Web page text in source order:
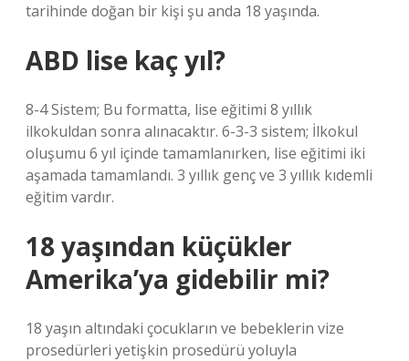
tarihinde doğan bir kişi şu anda 18 yaşında.
ABD lise kaç yıl?
8-4 Sistem; Bu formatta, lise eğitimi 8 yıllık
ilkokuldan sonra alınacaktır. 6-3-3 sistem; İlkokul
oluşumu 6 yıl içinde tamamlanırken, lise eğitimi iki
aşamada tamamlandı. 3 yıllık genç ve 3 yıllık kıdemli
eğitim vardır.
18 yaşından küçükler
Amerika’ya gidebilir mi?
18 yaşın altındaki çocukların ve bebeklerin vize
prosedürleri yetişkin prosedürü yoluyla